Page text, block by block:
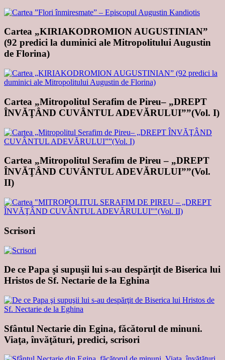
Cartea „KIRIAKODROMION AUGUSTINIAN”
(92 predici la duminici ale Mitropolitului Augustin
de Florina)
Cartea „Mitropolitul Serafim de Pireu– „DREPT
ÎNVĂŢÂND CUVÂNTUL ADEVĂRULUI””(Vol. I)
Cartea „Mitropolitul Serafim de Pireu – „DREPT
ÎNVĂŢÂND CUVÂNTUL ADEVĂRULUI””(Vol.
II)
Scrisori
De ce Papa şi supuşii lui s-au despărţit de Biserica lui
Hristos de Sf. Nectarie de la Eghina
Sfântul Nectarie din Egina, făcătorul de minuni.
Viaţa, învăţături, predici, scrisori